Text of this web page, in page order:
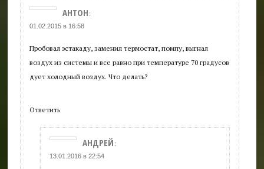
АНТОН :
01.02.2015 в 16:58
Пробовал эстакаду, заменил термостат, помпу, выгнал
воздух из системы и все равно при температуре 70 градусов
дует холодный воздух. Что делать?
Ответить
АНДРЕЙ :
13.01.2016 в 22:54